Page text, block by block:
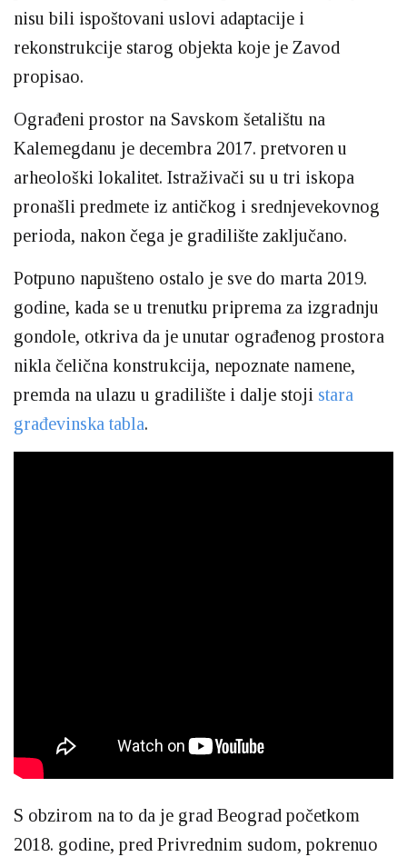
nisu bili ispoštovani uslovi adaptacije i
rekonstrukcije starog objekta koje je Zavod
propisao.
Ograđeni prostor na Savskom šetalištu na
Kalemegdanu je decembra 2017. pretvoren u
arheološki lokalitet. Istraživači su u tri iskopa
pronašli predmete iz antičkog i srednjevekovnog
perioda, nakon čega je gradilište zaključano.
Potpuno napušteno ostalo je sve do marta 2019.
godine, kada se u trenutku priprema za izgradnju
gondole, otkriva da je unutar ograđenog prostora
nikla čelična konstrukcija, nepoznate namene,
premda na ulazu u gradilište i dalje stoji stara
građevinska tabla.
S obzirom na to da je grad Beograd početkom
2018. godine, pred Privrednim sudom, pokrenuo